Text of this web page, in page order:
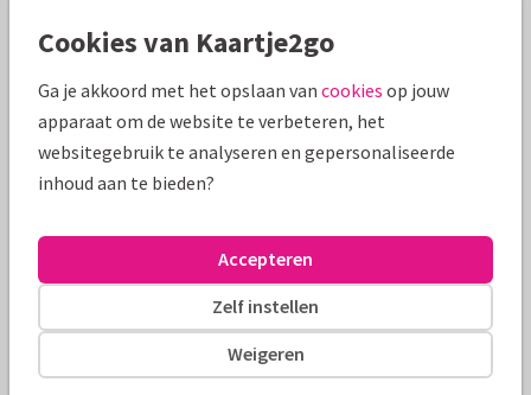
Roze paaskaart met foto en illustratie van een gans met
ten wensen.
Alle kaarten zijn helemaal naar wens aan te passen
Formaten en tarieven
15 x 21 cm
Cookies van Kaartje2go
Ga je akkoord met het opslaan van cookies op jouw
apparaat om de website te verbeteren, het
websitegebruik te analyseren en gepersonaliseerde
inhoud aan te bieden?
Weigeren
Zelf instellen
Accepteren